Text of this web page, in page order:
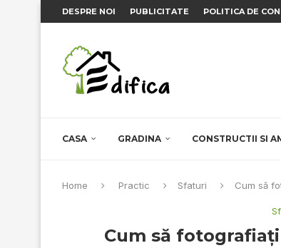
DESPRE NOI PUBLICITATE POLITICA DE
CASA GRADINA CONSTRUCTII SI
Home Practic Sfaturi Cum să
Cum să